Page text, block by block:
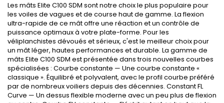
Les mâts Elite C100 SDM sont notre choix le plus populaire pour
les voiles de vagues et de course haut de gamme. La flexion
ultra-rapide de ce mât offre une réaction et un contrôle de
puissance optimaux à votre plate-forme. Pour les
véliplanchistes dévoués et sérieux, c'est le meilleur choix pour
un mât léger, hautes performances et durable. La gamme de
mâts Elite C100 SDM est présentée dans trois nouvelles courbes
spécialisées : Courbe constante — Une courbe constante «
classique ». Équilibré et polyvalent, avec le profil courbe préféré
par de nombreux voiliers depuis des décennies. Constant FL
Curve — Un dessus flexible moderne avec un peu plus de flexion